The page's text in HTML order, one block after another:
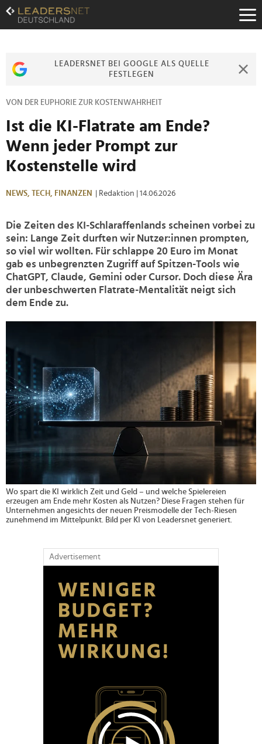
Zum
Inhalt
Zur
Zur
LEADERSNET BEI GOOGLE ALS QUELLE
FESTLEGEN
VON DER EUPHORIE ZUR KOSTENWAHRHEIT
Ist die KI-Flatrate am Ende?
Wenn jeder Prompt zur
Kostenstelle wird
NEWS, TECH, FINANZEN | Redaktion | 14.06.2026
Die Zeiten des KI-Schlaraffenlands scheinen vorbei zu
sein: Lange Zeit durften wir Nutzer:innen prompten,
so viel wir wollten. Für schlappe 20 Euro im Monat
gab es unbegrenzten Zugriff auf Spitzen-Tools wie
ChatGPT, Claude, Gemini oder Cursor. Doch diese Ära
der unbeschwerten Flatrate-Mentalität neigt sich
dem Ende zu.
Wo spart die KI wirklich Zeit und Geld – und welche Spielereien
erzeugen am Ende mehr Kosten als Nutzen? Diese Fragen stehen für
Unternehmen angesichts der neuen Preismodelle der Tech-Riesen
zunehmend im Mittelpunkt. Bild per KI von Leadersnet generiert.
Advertisement